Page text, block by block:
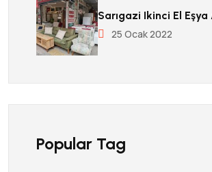
Sarıgazi Ikinci El
25 Ocak 2022
Popular Tag